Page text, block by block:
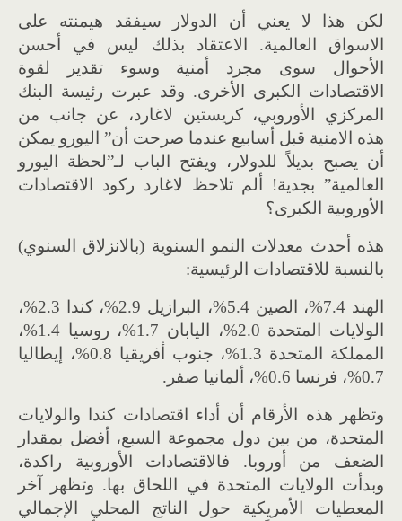
لكن هذا لا يعني أن الدولار سيفقد هيمنته على
الاسواق العالمية. الاعتقاد بذلك ليس في أحسن
الأحوال سوى مجرد أمنية وسوء تقدير لقوة
الاقتصادات الكبرى الأخرى. وقد عبرت رئيسة البنك
المركزي الأوروبي، كريستين لاغارد، عن جانب من
هذه الامنية قبل أسابيع عندما صرحت أن” اليورو يمكن
أن يصبح بديلاً للدولار، ويفتح الباب لـ”لحظة اليورو
العالمية” بجدية! ألم تلاحظ لاغارد ركود الاقتصادات
الأوروبية الكبرى؟
هذه أحدث معدلات النمو السنوية (بالانزلاق السنوي)
بالنسبة للاقتصادات الرئيسية:
الهند 7.4%، الصين 5.4%، البرازيل 2.9%، كندا 2.3%،
الولايات المتحدة 2.0%، اليابان 1.7%، روسيا 1.4%،
المملكة المتحدة 1.3%، جنوب أفريقيا 0.8%، إيطاليا
0.7%، فرنسا 0.6%، ألمانيا صفر.
وتظهر هذه الأرقام أن أداء اقتصادات كندا والولايات
المتحدة، من بين دول مجموعة السبع، أفضل بمقدار
الضعف من أوروبا. فالاقتصادات الأوروبية راكدة،
وبدأت الولايات المتحدة في اللحاق بها. وتظهر آخر
المعطيات الأمريكية حول الناتج المحلي الإجمالي